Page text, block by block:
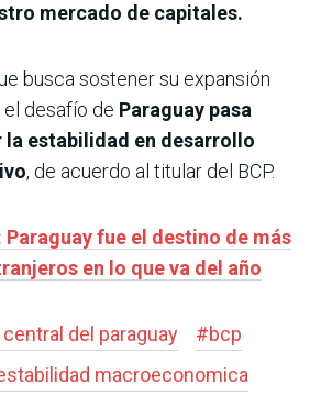
mercado de capitales.
busca sostener su expansión
desafío de Paraguay pasa
estabilidad en desarrollo
, de acuerdo al titular del BCP.
fue el destino de más
en lo que va del año
del paraguay #bcp
macroeconomica